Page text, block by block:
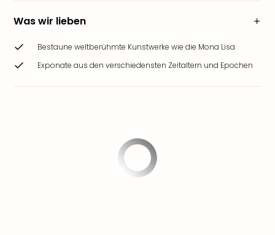
Was wir lieben
Bestaune weltberühmte Kunstwerke wie die Mona Lisa
Exponate aus den verschiedensten Zeitaltern und Epochen